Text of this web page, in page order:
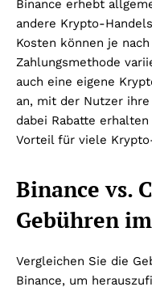
Binance erhebt
andere Krypto-
Kosten können je
Zahlungsmethode
auch eine eigene
an, mit der Nutzer
dabei Rabatte
Vorteil für viele
Binance vs.
Gebühren
Vergleichen Sie die
Binance, um